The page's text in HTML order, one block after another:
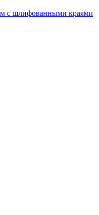
с шлифованными краями